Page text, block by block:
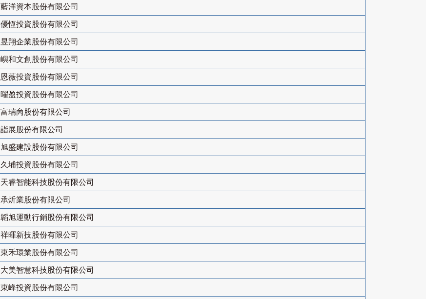
藍洋資本股份有限公司
優恆投資股份有限公司
昱翔企業股份有限公司
嶼和文創股份有限公司
恩薇投資股份有限公司
曜盈投資股份有限公司
富瑞啇股份有限公司
詣展股份有限公司
旭盛建設股份有限公司
久埔投資股份有限公司
天睿智能科技股份有限公司
承炘業股份有限公司
韜旭運動行銷股份有限公司
祥暉新技股份有限公司
東禾環業股份有限公司
大美智慧科技股份有限公司
東峰投資股份有限公司